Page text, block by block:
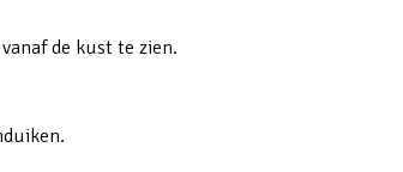
de kust te zien.